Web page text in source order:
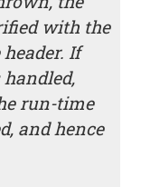
with the
If
run-time
and hence